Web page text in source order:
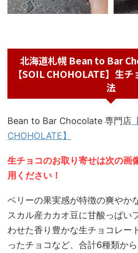
北海道札幌 Bean to Bar
【SOIL CHOHOLATE】生
法
Bean to Bar Chocolate 専門店
CHOHOLATE】
生チョコのお取り寄せは次の画
用ください！
ベリーの果実感が特徴の爽やか
スカル産カカオ豆に甘酸っぱい
わせた香り豊かな生チョコレー
ったチョコなど、合計6種類か